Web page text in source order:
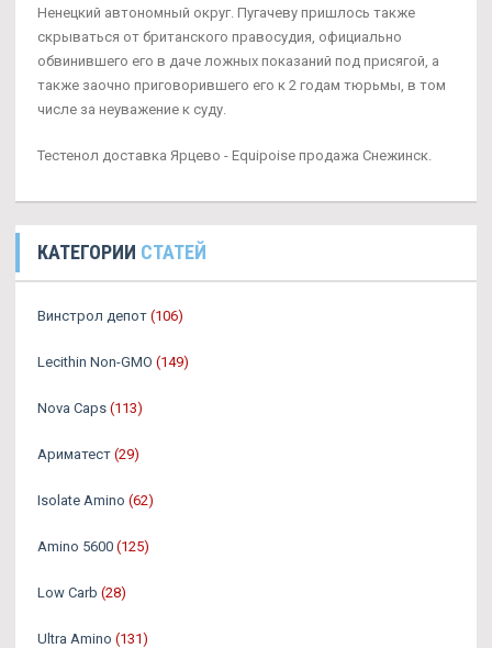
Ненецкий автономный округ. Пугачеву пришлось также
скрываться от британского правосудия, официально
обвинившего его в даче ложных показаний под присягой, а
также заочно приговорившего его к 2 годам тюрьмы, в том
числе за неуважение к суду.
Тестенол доставка Ярцево - Equipoise продажа Снежинск.
КАТЕГОРИИ СТАТЕЙ
Винстрол депот (106)
Lecithin Non-GMO (149)
Nova Caps (113)
Ариматест (29)
Isolate Amino (62)
Amino 5600 (125)
Low Carb (28)
Ultra Amino (131)